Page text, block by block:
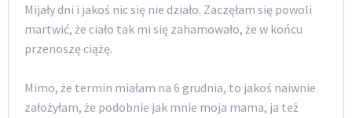
Mijały dni i jakoś nic się nie działo. Zaczęłam się powoli
martwić, że ciało tak mi się zahamowało, że w końcu
przenoszę ciążę.
Mimo, że termin miałam na 6 grudnia, to jakoś naiwnie
założyłam, że podobnie jak mnie moja mama, ja też